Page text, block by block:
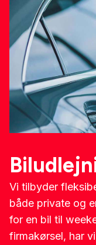
Vi tilbyder
både private og
for en bil til
firmakørsel, har